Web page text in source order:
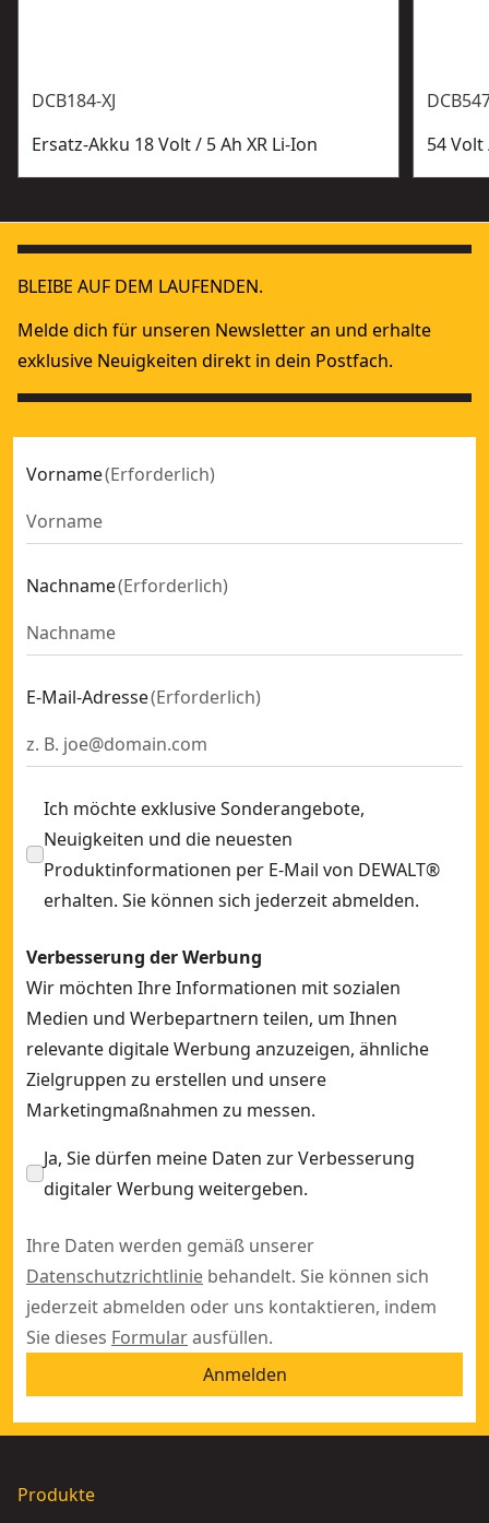
DCB184-XJ
Ersatz-Akku 18 Volt / 5 Ah XR Li-Ion
54 Volt
BLEIBE AUF DEM LAUFENDEN.
Melde dich für unseren Newsletter an und erhalte
exklusive Neuigkeiten direkt in dein Postfach.
Vorname(Erforderlich)
Nachname(Erforderlich)
E-Mail-Adresse(Erforderlich)
Ich möchte exklusive Sonderangebote,
Neuigkeiten und die neuesten
Produktinformationen per E-Mail von DEWALT®
erhalten. Sie können sich jederzeit abmelden.
Verbesserung der Werbung
Wir möchten Ihre Informationen mit sozialen
Medien und Werbepartnern teilen, um Ihnen
relevante digitale Werbung anzuzeigen, ähnliche
Zielgruppen zu erstellen und unsere
Marketingmaßnahmen zu messen.
Ja, Sie dürfen meine Daten zur Verbesserung
digitaler Werbung weitergeben.
Ihre Daten werden gemäß unserer
Datenschutzrichtlinie behandelt. Sie können sich
jederzeit abmelden oder uns kontaktieren, indem
Sie dieses Formularausfüllen.
Anmelden
Produkte